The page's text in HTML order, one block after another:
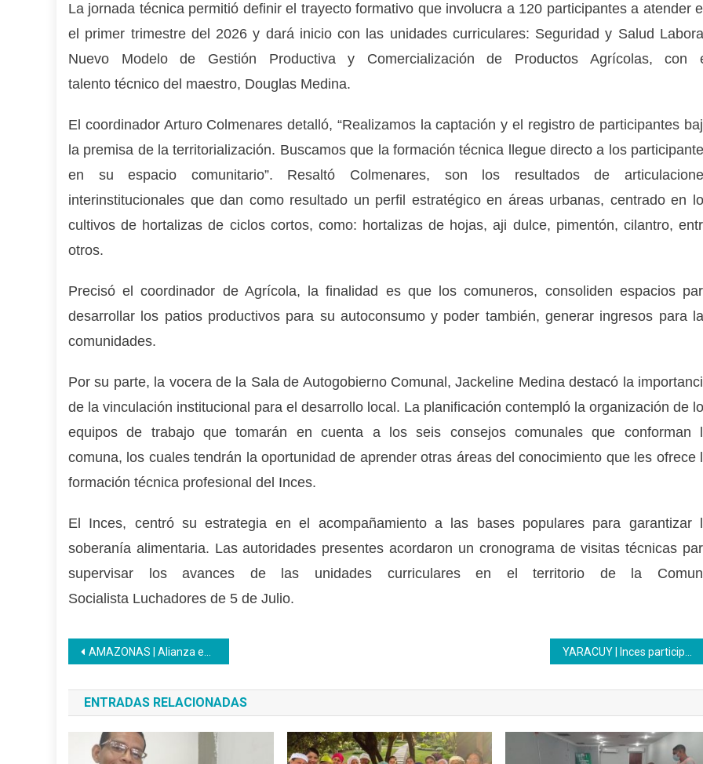
La jornada técnica permitió definir el trayecto formativo que involucra a 120 participantes a atender
el primer trimestre del 2026 y dará inicio con las unidades curriculares: Seguridad y Salud
Nuevo Modelo de Gestión Productiva y Comercialización de Productos Agrícolas, con
talento técnico del maestro, Douglas Medina.
El coordinador Arturo Colmenares detalló, “Realizamos la captación y el registro de participantes
la premisa de la territorialización. Buscamos que la formación técnica llegue directo a los
en su espacio comunitario”. Resaltó Colmenares, son los resultados de
interinstitucionales que dan como resultado un perfil estratégico en áreas urbanas, centrado en
cultivos de hortalizas de ciclos cortos, como: hortalizas de hojas, aji dulce, pimentón, cilantro,
otros.
Precisó el coordinador de Agrícola, la finalidad es que los comuneros, consoliden espacios
desarrollar los patios productivos para su autoconsumo y poder también, generar ingresos para
comunidades.
Por su parte, la vocera de la Sala de Autogobierno Comunal, Jackeline Medina destacó la
de la vinculación institucional para el desarrollo local. La planificación contempló la organización de
equipos de trabajo que tomarán en cuenta a los seis consejos comunales que conforman
comuna, los cuales tendrán la oportunidad de aprender otras áreas del conocimiento que les ofrece
formación técnica profesional del Inces.
El Inces, centró su estrategia en el acompañamiento a las bases populares para garantizar
soberanía alimentaria. Las autoridades presentes acordaron un cronograma de visitas técnicas
supervisar los avances de las unidades curriculares en el territorio de la
Socialista Luchadores de 5 de Julio.
Navegación
de
entradas
AMAZONAS | Alianza entre Inces-AVEC fortalece la formación técnica de la juventud de Amazonas
ENTRADAS RELACIONADAS